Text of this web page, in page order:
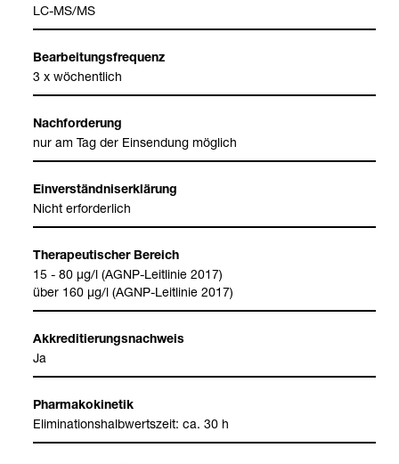
LC-​MS/MS
Bear­bei­tungs­fre­quenz
3 x wöchent­lich
Nach­for­de­rung
nur am Tag der Ein­sen­dung mög­lich
Ein­ver­ständ­nis­er­klä­rung
Nicht erfor­der­lich
The­ra­peu­ti­scher Bereich
15 - 80 µg/l (AGNP-​Leit­li­nie 2017)
über 160 µg/l (AGNP-​Leit­li­nie 2017)
Akkre­di­tie­rungs­nach­weis
Ja
Phar­ma­ko­ki­ne­tik
Eli­mi­na­ti­ons­halb­werts­zeit: ca. 30 h